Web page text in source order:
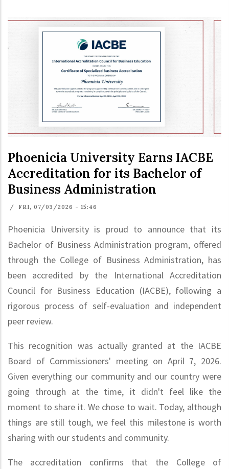
Phoenicia University Earns IACBE
Accreditation for its Bachelor of
Business Administration
/ FRI, 07/03/2026 - 15:46
Phoenicia University is proud to announce that its
Bachelor of Business Administration program, offered
through the College of Business Administration, has
been accredited by the International Accreditation
Council for Business Education (IACBE), following a
rigorous process of self-evaluation and independent
peer review.
This recognition was actually granted at the IACBE
Board of Commissioners' meeting on April 7, 2026.
Given everything our community and our country were
going through at the time, it didn't feel like the
moment to share it. We chose to wait. Today, although
things are still tough, we feel this milestone is worth
sharing with our students and community.
The accreditation confirms that the College of